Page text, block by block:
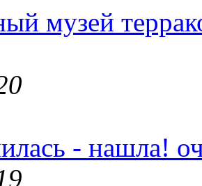
музей
- нашла!